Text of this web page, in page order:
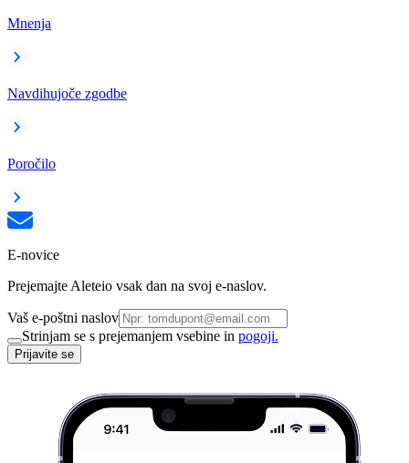
Mnenja
Navdihujoče zgodbe
Poročilo
E-novice
Prejemajte Aleteio vsak dan na svoj e-naslov.
Vaš e-poštni naslov
Strinjam se s prejemanjem vsebine in pogoji.
Prijavite se